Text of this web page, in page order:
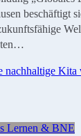
beschäftigt
Lernen & BNE